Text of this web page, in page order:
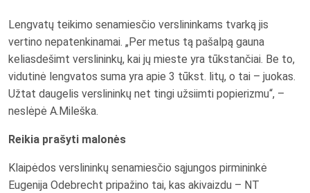
Lengvatų teikimo senamiesčio verslininkams tvarką jis
vertino nepatenkinamai. „Per metus tą pašalpą gauna
keliasdešimt verslininkų, kai jų mieste yra tūkstančiai. Be to,
vidutinė lengvatos suma yra apie 3 tūkst. litų, o tai – juokas.
Užtat daugelis verslininkų net tingi užsiimti popierizmu“, –
neslėpė A.Mileška.
Reikia prašyti malonės
Klaipėdos verslininkų senamiesčio sąjungos pirmininkė
Eugenija Odebrecht pripažino tai, kas akivaizdu – NT